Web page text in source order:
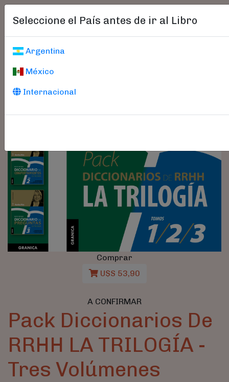
Seleccione el País antes de ir al Libro
Argentina
México
Internacional
Comprar
U$S 53,90
A CONFIRMAR
Pack Diccionarios De
RRHH LA TRILOGÍA -
Tres Volúmenes